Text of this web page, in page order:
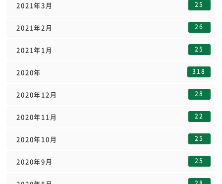
2021年3月 25
2021年2月 26
2021年1月 25
2020年 318
2020年12月 28
2020年11月 22
2020年10月 25
2020年9月 25